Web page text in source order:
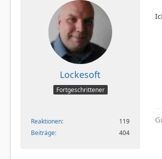
Lockesoft
Fortgeschrittener
Reaktionen
119
Beiträge
404